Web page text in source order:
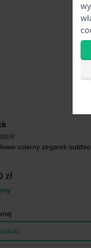
solarny zegarek
zł